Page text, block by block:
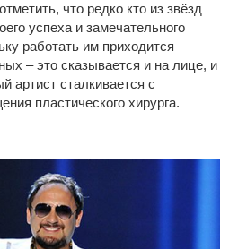
что редко кто из звёзд
успеха и замечательного
работать им приходится
– это сказывается и на лице, и
артист сталкивается с
пластического хирурга.